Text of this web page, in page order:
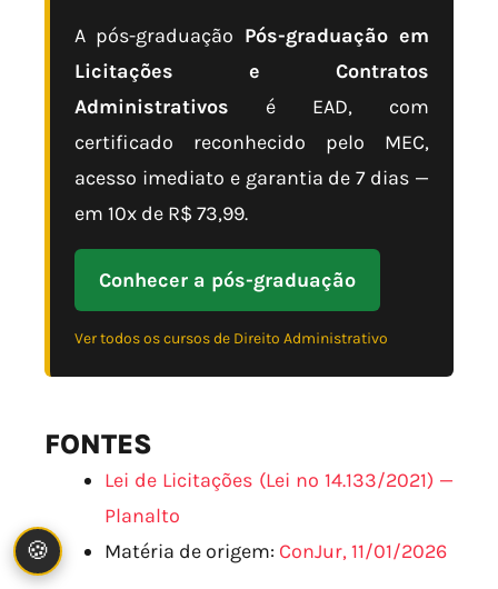
A pós-graduação Pós-graduação em
Licitações e Contratos
Administrativos é EAD, com
certificado reconhecido pelo MEC,
acesso imediato e garantia de 7 dias —
em 10x de R$ 73,99.
Conhecer a pós-graduação
Ver todos os cursos de Direito Administrativo
FONTES
Lei de Licitações (Lei nº 14.133/2021) —
Planalto
Matéria de origem: ConJur, 11/01/2026
🍪